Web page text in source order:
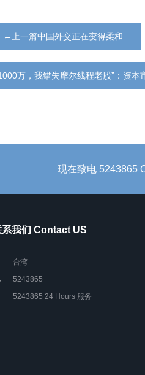
←上一篇中国外交正在变得柔和
万，我错失摩尔线程老股”：资本
现在致电 5243865
系我们 Contact US
台湾
5243865
5243865 24 Hours 服务